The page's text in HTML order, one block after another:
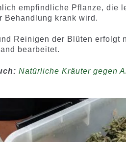
empfindliche Pflanze, die
Behandlung krank wird.
Reinigen der Blüten
bearbeitet.
Natürliche Kräuter gegen